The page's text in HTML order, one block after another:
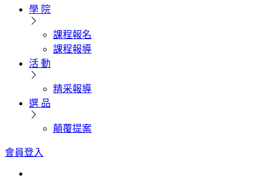
學 院
課程報名
課程報導
活 動
精采報導
選 品
顛覆提案
會員登入